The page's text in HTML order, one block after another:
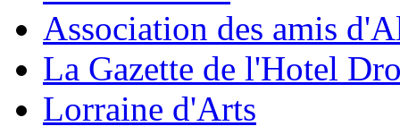
Association des amis
La Gazette de l'Hotel
Lorraine d'Arts